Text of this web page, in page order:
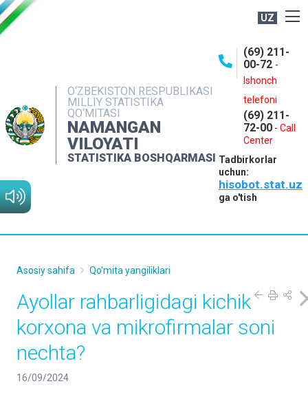
UZ
O‘ZBEKISTON RESPUBLIKASI
MILLIY STATISTIKA
QO‘MITASI
NAMANGAN
VILOYATI
STATISTIKA BOSHQARMASI
(69) 211-
00-72 -
Ishonch
telefoni
(69) 211-
72-00 - Call
Center
Tadbirkorlar
uchun:
hisobot.stat.uz
ga o'tish
NASHRLAR
INTERAKTIV XIZMATLAR
MATBUOT XIZMATI
MUROJAATLAR
Asosiy sahifa Qo'mita yangiliklari
Ayollar rahbarligidagi kichik
korxona va mikrofirmalar soni
nechta?
16/09/2024